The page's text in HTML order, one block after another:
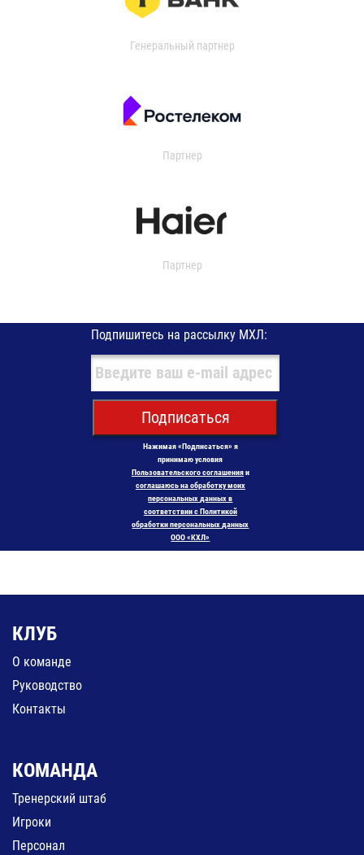
Генеральный партнер
Партнер
Партнер
Подпишитесь на рассылку МХЛ:
Подписаться
Нажимая «Подписаться» я
принимаю условия
Пользовательского соглашенияи
соглашаюсь на обработку моих
персональных данных в
соответствии с Политикой
обработки персональных данных
ООО «КХЛ»
КЛУБ
О команде
Руководство
Контакты
КОМАНДА
Тренерский штаб
Игроки
Персонал